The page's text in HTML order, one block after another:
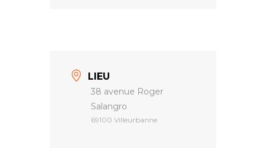
LIEU
38 avenue Roger
Salangro
69100 Villeurbanne